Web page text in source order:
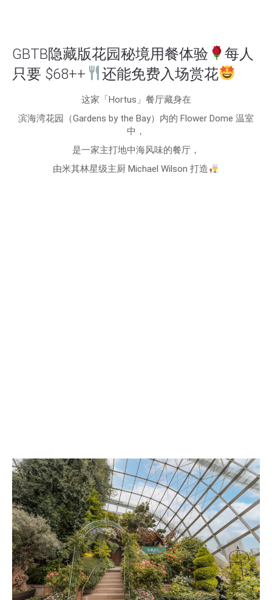
GBTB隐藏版花园秘境用餐体验
每人
只要 $68++
还能免费入场赏花
这家「Hortus」餐厅藏身在
滨海湾花园（Gardens by the Bay）内的 Flower Dome 温室
中，
是一家主打地中海风味的餐厅，
由米其林星级主厨 Michael Wilson 打造